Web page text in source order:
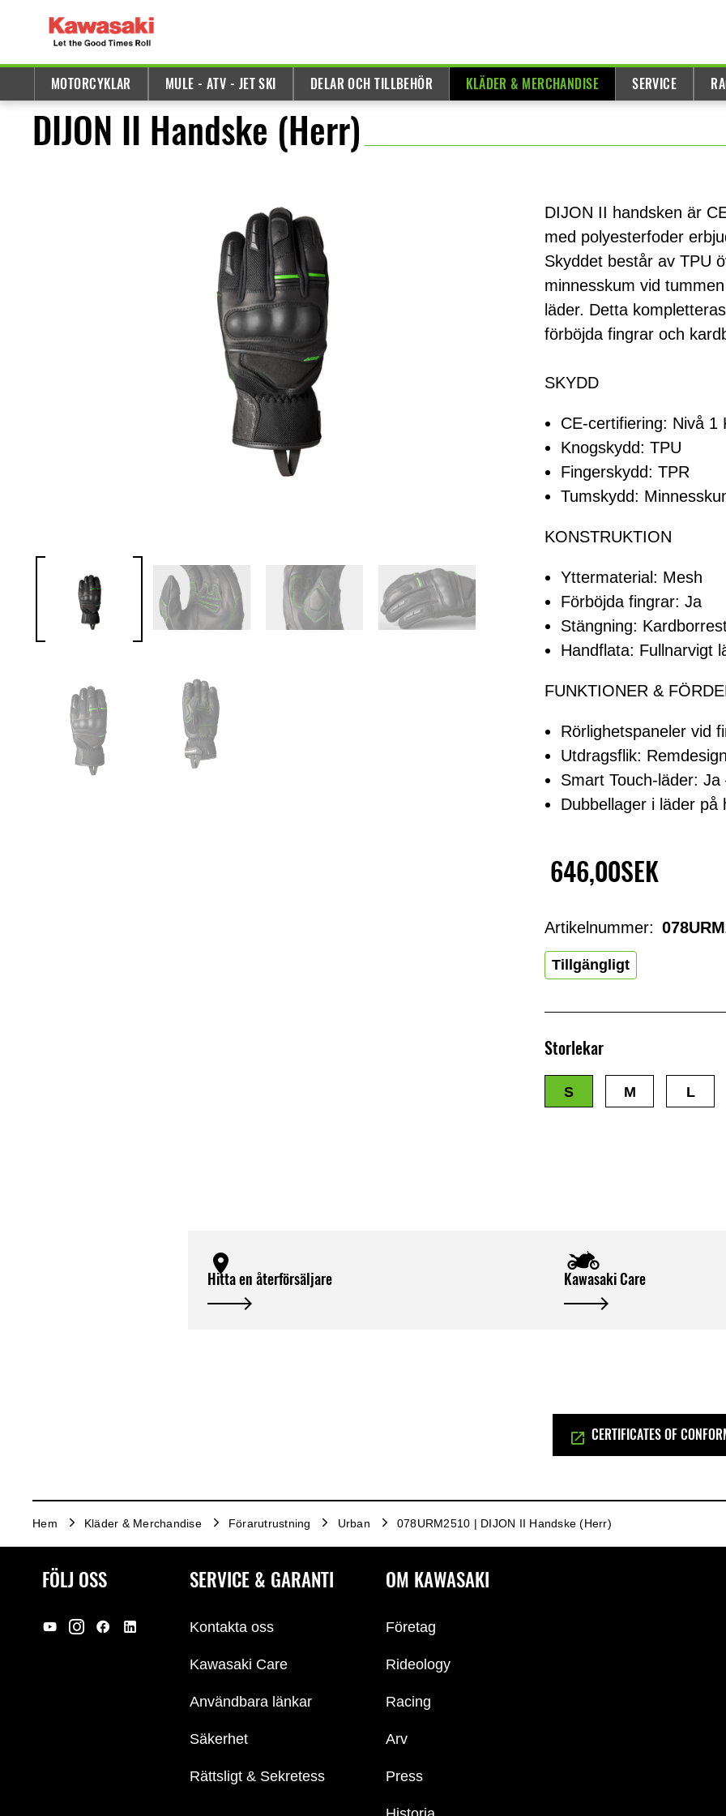
MOTORCYKLAR MULE - ATV - JET SKI DELAR OCH TILLBEHÖR KLÄDER & MERCHANDISE SERVICE
DIJON II Handske (Herr)
DIJON II handsken är
med polyesterfoder
Skyddet består av TPU
minnesskum vid
läder. Detta
förböjda fingrar och
SKYDD
CE-certifiering: Nivå 1
Knogskydd: TPU
Fingerskydd: TPR
Tumskydd:
KONSTRUKTION
Yttermaterial: Mesh
Förböjda fingrar: Ja
Stängning:
Handflata: Fullnarvigt
FUNKTIONER &
Rörlighetspaneler vid
Utdragsflik: Remdesign
Smart Touch-läder:
Dubbellager i läder på
646,00SEK
Tillgängligt
Storlekar
S M L
Artikelnummer:
Hitta en återförsäljare Kawasaki Care
CERTIFICATES OF
Hem Kläder & Merchandise Förarutrustning Urban 078URM2510 | DIJON II Handske (Herr)
FÖLJ OSS SERVICE & GARANTI
Kontakta oss
Kawasaki Care
Användbara länkar
Säkerhet
Rättsligt & Sekretess
OM KAWASAKI
Företag
Rideology
Racing
Arv
Press